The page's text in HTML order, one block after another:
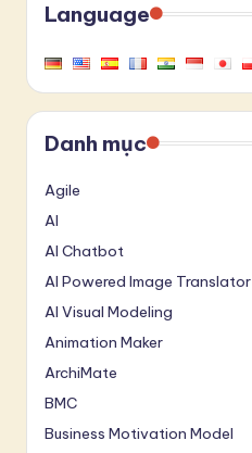
Language
Danh mục
Agile
AI
AI Chatbot
AI Powered Image Translator
AI Visual Modeling
Animation Maker
ArchiMate
BMC
Business Motivation Model